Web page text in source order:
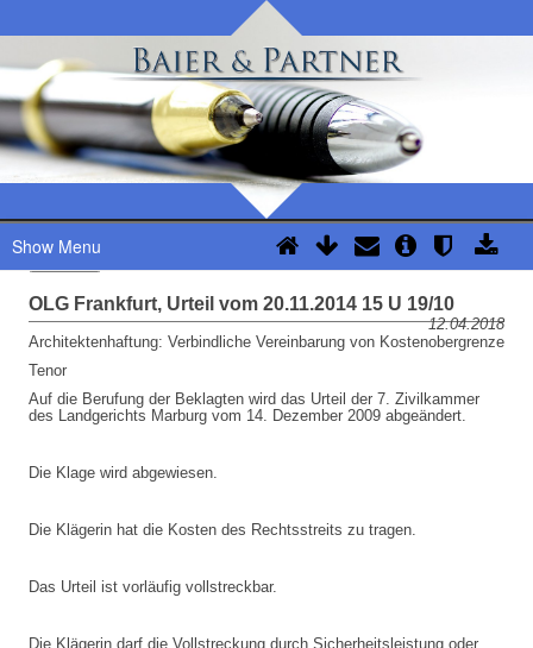
Show Menu
OLG Frankfurt, Urteil vom 20.11.2014 15 U 19/10
12.04.2018
Architektenhaftung: Verbindliche Vereinbarung von Kostenobergrenze
Tenor
Auf die Berufung der Beklagten wird das Urteil der 7. Zivilkammer
des Landgerichts Marburg vom 14. Dezember 2009 abgeändert.
Die Klage wird abgewiesen.
Die Klägerin hat die Kosten des Rechtsstreits zu tragen.
Das Urteil ist vorläufig vollstreckbar.
Die Klägerin darf die Vollstreckung durch Sicherheitsleistung oder